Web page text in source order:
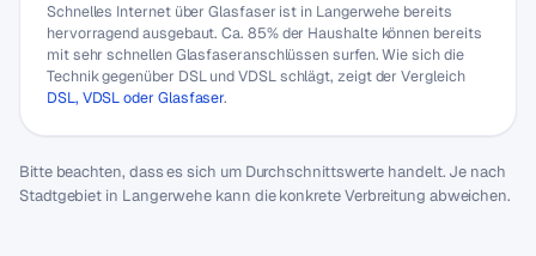
Schnelles Internet über Glasfaser ist in Langerwehe bereits
hervorragend ausgebaut. Ca. 85% der Haushalte können bereits
mit sehr schnellen Glasfaseranschlüssen surfen. Wie sich die
Technik gegenüber DSL und VDSL schlägt, zeigt der Vergleich
DSL, VDSL oder Glasfaser.
Bitte beachten, dass es sich um Durchschnittswerte handelt. Je nach
Stadtgebiet in Langerwehe kann die konkrete Verbreitung abweichen.